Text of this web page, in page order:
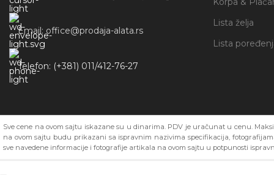
Email: office@prodaja-alata.rs
Telefon: (+381) 011/412-76-27
Lista želja
Lista
Sve cene na ovom sajtu iskazane su u dinarima. PDV je uračunat u cenu.
na ovom sajtu budu prikazani sa ispravnim nazivima specifikacija,
sve navedene informacije i fotografije artikala na ovom sajtu u potpunosti